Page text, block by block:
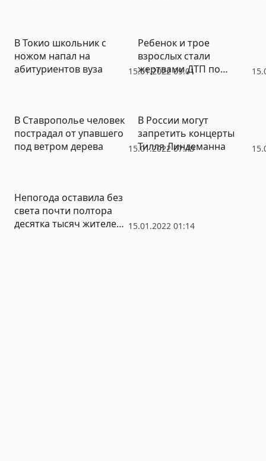
15.01.2022 09:01
В Токио школьник с
ножом напал на
абитуриентов вуза
Ребенок и трое
взрослых стали
жертвами ДТП по
15.01.2022 07:49
В Ставрополье человек
пострадал от упавшего
под ветром дерева
В России могут
запретить концерты
Тилля Линдеманна
15.01.2022 01:14
Непогода оставила без
света почти полтора
десятка тысяч жителей